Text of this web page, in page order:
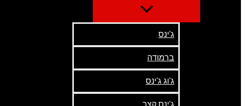
ג'ינס
ברמודה
ג'וג ג'ינס